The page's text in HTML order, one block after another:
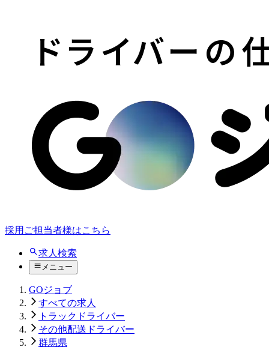
採用ご担当者様はこちら
求人検索
メニュー
GOジョブ
すべての求人
トラックドライバー
その他配送ドライバー
群馬県